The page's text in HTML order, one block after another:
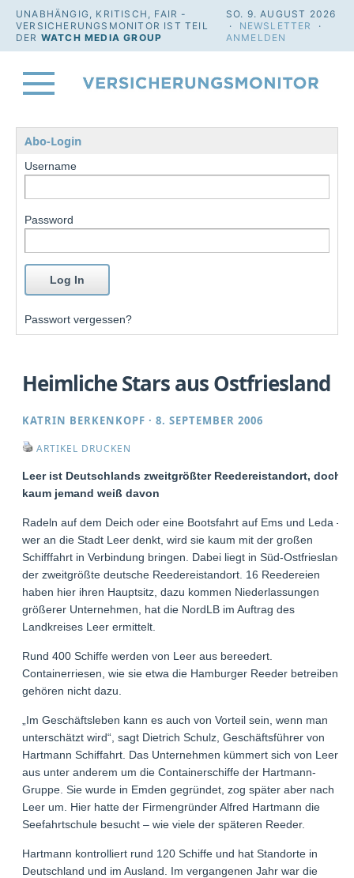
UNABHÄNGIG, KRITISCH, FAIR -
VERSICHERUNGSMONITOR IST TEIL
DER WATCH MEDIA GROUP
SO. 9. AUGUST 2026
· NEWSLETTER
·
ANMELDEN
Abo-Login
Username
Password
Passwort vergessen?
Heimliche Stars aus Ostfriesland
KATRIN BERKENKOPF ·8. SEPTEMBER 2006
ARTIKEL DRUCKEN
Leer ist Deutschlands zweitgrößter Reedereistandort, doch
kaum jemand weiß davon
Radeln auf dem Deich oder eine Bootsfahrt auf Ems und Leda –
wer an die Stadt Leer denkt, wird sie kaum mit der großen
Schifffahrt in Verbindung bringen. Dabei liegt in Süd-Ostfriesland
der zweitgrößte deutsche Reedereistandort. 16 Reedereien
haben hier ihren Hauptsitz, dazu kommen Niederlassungen
größerer Unternehmen, hat die NordLB im Auftrag des
Landkreises Leer ermittelt.
Rund 400 Schiffe werden von Leer aus bereedert.
Containerriesen, wie sie etwa die Hamburger Reeder betreiben,
gehören nicht dazu.
„Im Geschäftsleben kann es auch von Vorteil sein, wenn man
unterschätzt wird“, sagt Dietrich Schulz, Geschäftsführer von
Hartmann Schiffahrt. Das Unternehmen kümmert sich von Leer
aus unter anderem um die Containerschiffe der Hartmann-
Gruppe. Sie wurde in Emden gegründet, zog später aber nach
Leer um. Hier hatte der Firmengründer Alfred Hartmann die
Seefahrtschule besucht – wie viele der späteren Reeder.
Hartmann kontrolliert rund 120 Schiffe und hat Standorte in
Deutschland und im Ausland. Im vergangenen Jahr war die